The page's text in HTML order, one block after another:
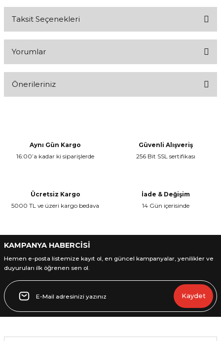
Taksit Seçenekleri
Yorumlar
Önerileriniz
Ürün resmi kalitesiz, bozuk veya görüntülenemiyor.
Gönder
Aynı Gün Kargo
16:00’a kadar ki siparişlerde
Güvenli Alışveriş
256 Bit SSL sertifikası
Ücretsiz Kargo
5000 TL ve üzeri kargo bedava
İade & Değişim
14 Gün içerisinde
KAMPANYA HABERCİSİ
Hemen e-posta listemize kayıt ol, en güncel kampanyalar, yenilikler ve
duyuruları ilk öğrenen sen ol.
Kaydet